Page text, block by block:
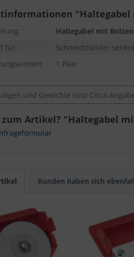
"Haltegabel
Haltegabel mit
für:
Schneidständer
1 Paar
und Gewichte sind Circa-
zum Artikel? "Haltegabel
Kunden haben sich